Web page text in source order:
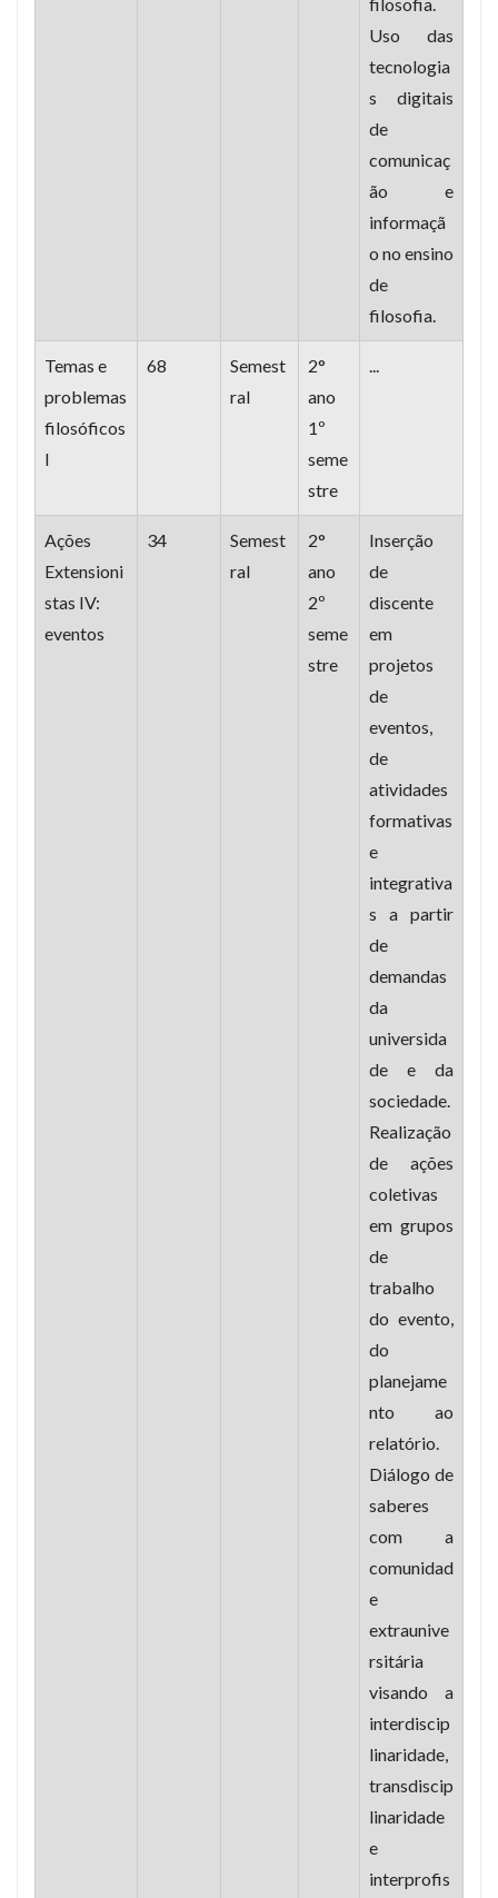
Uso das
tecnologia
s digitais
de
comunicaç
ão e
informaçã
o no ensino
de
filosofia.
Temas e
problemas
filosóficos
I
68
Semest
ral
2°
ano
1º
seme
stre
...
Ações
Extensioni
stas IV:
eventos
34
Semest
ral
2°
ano
2º
seme
stre
Inserção
de
discente
em
projetos
de
eventos,
de
atividades
formativas
e
integrativa
s a partir
de
demandas
da
universida
de e da
sociedade.
Realização
de ações
coletivas
em grupos
de
trabalho
do evento,
do
planejame
nto ao
relatório.
Diálogo de
saberes
com a
comunidad
e
extraunive
rsitária
visando a
interdiscip
linaridade,
transdiscip
linaridade
e
interprofis